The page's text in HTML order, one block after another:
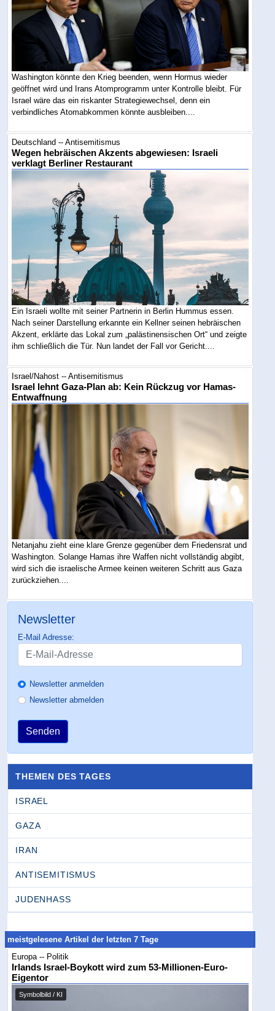
Washington könnte den Krieg beenden, wenn Hormus wieder
geöffnet wird und Irans Atomprogramm unter Kontrolle bleibt. Für
Israel wäre das ein riskanter Strategiewechsel, denn ein
verbindliches Atomabkommen könnte ausbleiben....
Deutschland -- Antisemitismus
Wegen hebräischen Akzents abgewiesen: Israeli
verklagt Berliner Restaurant
Ein Israeli wollte mit seiner Partnerin in Berlin Hummus essen.
Nach seiner Darstellung erkannte ein Kellner seinen hebräischen
Akzent, erklärte das Lokal zum „palästinensischen Ort“ und zeigte
ihm schließlich die Tür. Nun landet der Fall vor Gericht....
Israel/Nahost -- Antisemitismus
Israel lehnt Gaza-Plan ab: Kein Rückzug vor Hamas-
Entwaffnung
Netanjahu zieht eine klare Grenze gegenüber dem Friedensrat und
Washington. Solange Hamas ihre Waffen nicht vollständig abgibt,
wird sich die israelische Armee keinen weiteren Schritt aus Gaza
zurückziehen....
Newsletter
E-Mail Adresse:
Newsletter anmelden
Newsletter abmelden
Senden
THEMEN DES TAGES
ISRAEL
GAZA
IRAN
ANTISEMITISMUS
JUDENHASS
meistgelesene Artikel der letzten 7 Tage
Europa -- Politik
Irlands Israel-Boykott wird zum 53-Millionen-Euro-
Eigentor
Symbolbild / KI